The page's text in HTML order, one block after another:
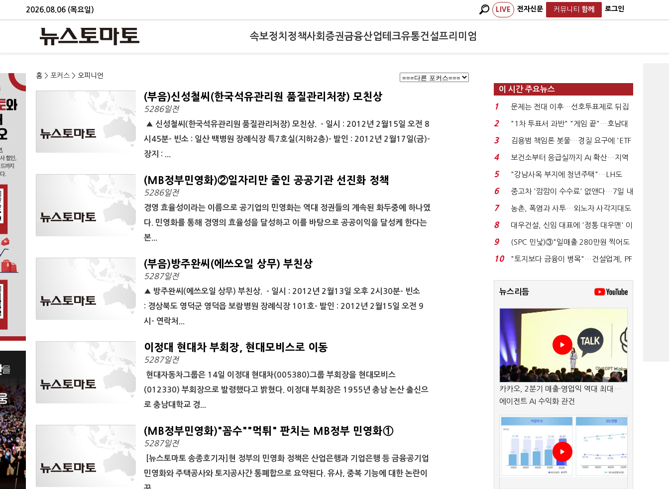
2026.08.06 (목요일) LIVE 전자신문 커뮤니티 함께 로그인
속보정치 정책사회 증권금융산업테크유통건설프리미엄
홈 > 포커스 > 오피니언
(부음)신성철씨(한국석유관리원 품질관리처장) 모친상
5286일전
▲ 신성철씨(한국석유관리원 품질관리처장) 모친상. - 일시 : 2012년 2월15일 오전 8
시45분- 빈소 : 일산 백병원 장례식장 특7호실(지하2층)- 발인 : 2012년 2월17일(금)-
장지 : ...
(MB정부민영화)②일자리만 줄인 공공기관 선진화 정책
5286일전
경영 효율성이라는 이름으로 공기업의 민영화는 역대 정권들의 계속된 화두중에 하나였
다. 민영화를 통해 경영의 효율성을 달성하고 이를 바탕으로 공공이익을 달성케 한다는
본...
(부음)방주완씨(에쓰오일 상무) 부친상
5287일전
▲ 방주완씨(에쓰오일 상무) 부친상. - 일시 : 2012년 2월13일 오후 2시30분- 빈소
: 경상북도 영덕군 영덕읍 보람병원 장례식장 101호- 발인 : 2012년 2월15일 오전 9
시- 연락처...
이정대 현대차 부회장, 현대모비스로 이동
5287일전
현대자동차그룹은 14일 이정대 현대차(005380)그룹 부회장을 현대모비스
(012330) 부회장으로 발령했다고 밝혔다. 이정대 부회장은 1955년 충남 논산 출신으
로 충남대학교 경...
(MB정부민영화)"꼼수""먹튀" 판치는 MB정부 민영화①
5287일전
[뉴스토마토 송종호기자]현 정부의 민영화 정책은 산업은행과 기업은행 등 금융공기업
민영화와 주택공사와 토지공사간 통폐합으로 요약된다. 유사, 중복 기능에 대한 논란이
이 시간 주요뉴스
1
문제는 전대 이후…선호투표제로 뒤집
힐 땐 '지지층 불...
2
"1차 투표서 과반" "게임 끝"…호남대
전 앞두고 '충돌'...
3
김용범 책임론 봇물…경질 요구에 'ETF
특검' 주장까지...
4
보건소부터 응급실까지 AI 확산…지역
의료 혁신 본격...
5
"강남사옥 부지에 청년주택"…LH도
'공급 속도전'...
6
중고차 '깜깜이 수수료' 없앤다…7일 내
중대하자 생기...
7
농촌, 폭염과 사투…외노자 사각지대도
없앤다
8
대우건설, 신임 대표에 '정통 대우맨' 이
강석 부사장 내정...
9
(SPC 민낯)③"일매출 280만원 찍어도
수익 제자리"…점...
10
"토지보다 금융이 병목"…건설업계, PF
뉴스리듬
카카오, 2분기 매출·영업익 역대 최대…
에이전트 AI 수익화 관건